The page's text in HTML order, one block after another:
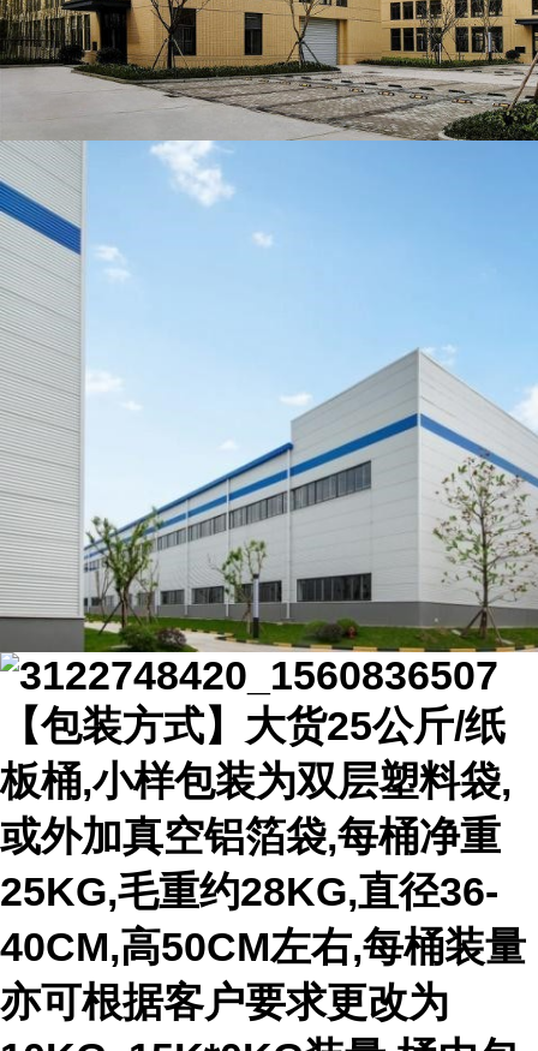
【包装方式】大货25公斤/纸
板桶,小样包装为双层塑料袋,
或外加真空铝箔袋,每桶净重
25KG,毛重约28KG,直径36-
40CM,高50CM左右,每桶装量
亦可根据客户要求更改为